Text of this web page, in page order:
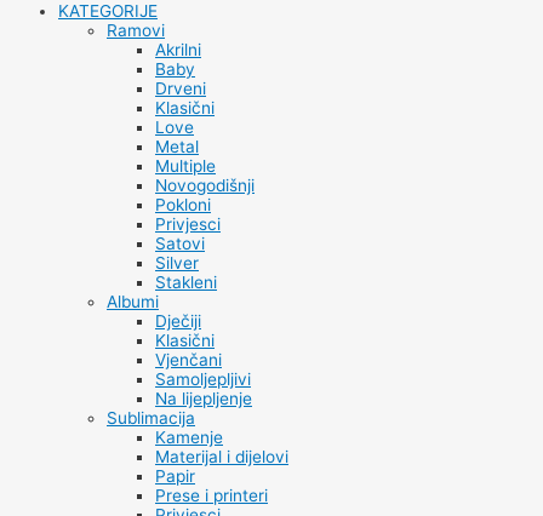
KATEGORIJE
Ramovi
Akrilni
Baby
Drveni
Klasični
Love
Metal
Multiple
Novogodišnji
Pokloni
Privjesci
Satovi
Silver
Stakleni
Albumi
Dječiji
Klasični
Vjenčani
Samoljepljivi
Na lijepljenje
Sublimacija
Kamenje
Materijal i dijelovi
Papir
Prese i printeri